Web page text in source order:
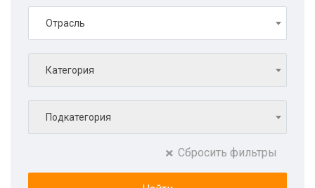
Отрасль
Категория
Подкатегория
Сбросить фильтры